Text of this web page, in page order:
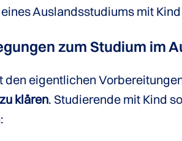
Auslandsstudiums mit
zum Studium im
den eigentlichen
klären. Studierende mit Kind